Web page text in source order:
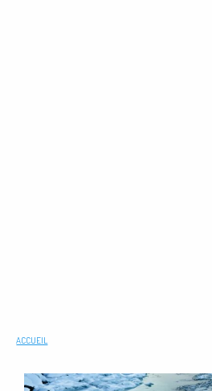
ACCUEIL